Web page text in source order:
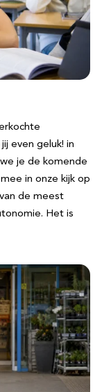
even geluk! in
je de komende
in onze kijk op
de meest
Het is